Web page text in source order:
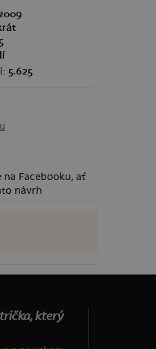
5.625
na Facebooku, ať
návrh
který